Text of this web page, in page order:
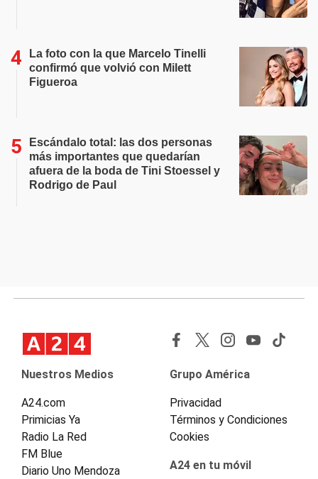
La foto con la que Marcelo Tinelli
confirmó que volvió con Milett
Figueroa
Escándalo total: las dos personas
más importantes que quedarían
afuera de la boda de Tini Stoessel y
Rodrigo de Paul
Nuestros Medios
A24.com
Primicias Ya
Radio La Red
FM Blue
Diario Uno Mendoza
Grupo América
Privacidad
Términos y Condiciones
Cookies
A24 en tu móvil